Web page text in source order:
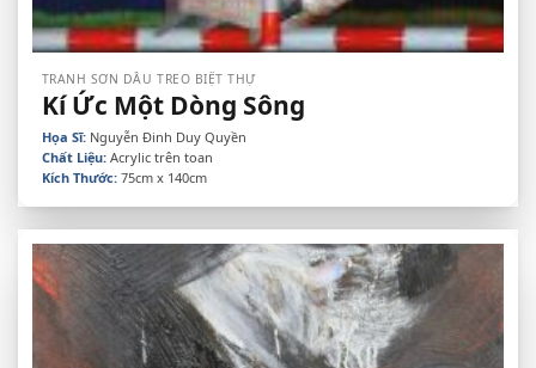
TRANH SƠN DẦU TREO BIỆT THỰ
Kí Ức Một Dòng Sông
Họa Sĩ:Nguyễn Đinh Duy Quyền
Chất Liệu:Acrylic trên toan
Kích Thước:75cm x 140cm